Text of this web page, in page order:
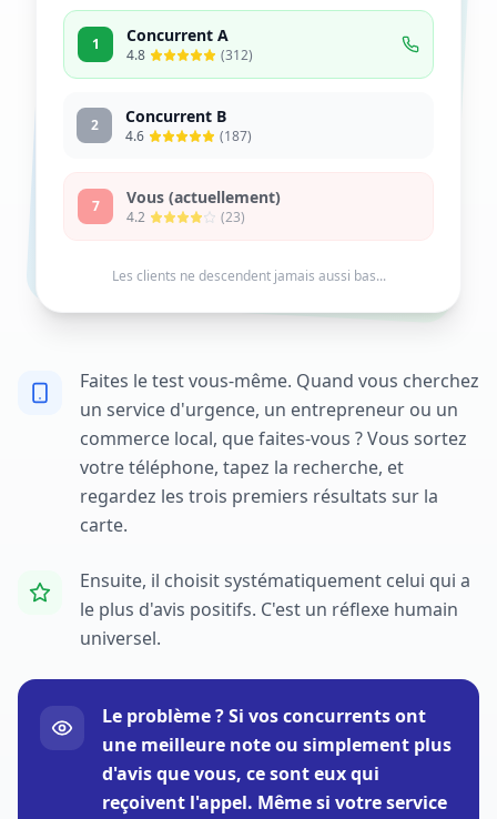
Faites le test vous-même. Quand vous cherchez
un service d'urgence, un entrepreneur ou un
commerce local, que faites-vous ? Vous sortez
votre téléphone, tapez la recherche, et
regardez les trois premiers résultats sur la
carte.
Ensuite, il choisit systématiquement celui qui a
le plus d'avis positifs. C'est un réflexe humain
universel.
Le problème ? Si vos concurrents ont
une meilleure note ou simplement plus
d'avis que vous, ce sont eux qui
reçoivent l'appel. Même si votre service
1 Concurrent A
4.8 (312)
2 Concurrent B
4.6 (187)
7 Vous (actuellement)
4.2 (23)
Les clients ne descendent jamais aussi bas...